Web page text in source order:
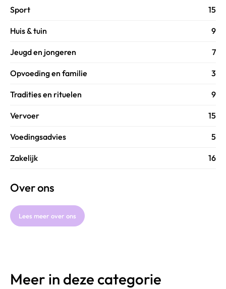
Sport 15
Huis & tuin 9
Jeugd en jongeren 7
Opvoeding en familie 3
Tradities en rituelen 9
Vervoer 15
Voedingsadvies 5
Zakelijk 16
Over ons
Lees meer over ons
Meer in deze categorie